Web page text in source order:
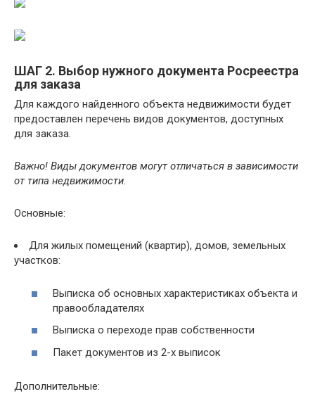
ШАГ 2. Выбор нужного документа Росреестра
для заказа
Для каждого найденного объекта недвижимости будет
предоставлен перечень видов документов, доступных
для заказа.
Важно! Виды документов могут отличаться в зависимости
от типа недвижимости.
Основные:
Для жилых помещений (квартир), домов, земельных
участков:
Выписка об основных характеристиках объекта и
правообладателях
Выписка о переходе прав собственности
Пакет документов из 2-х выписок
Дополнительные: